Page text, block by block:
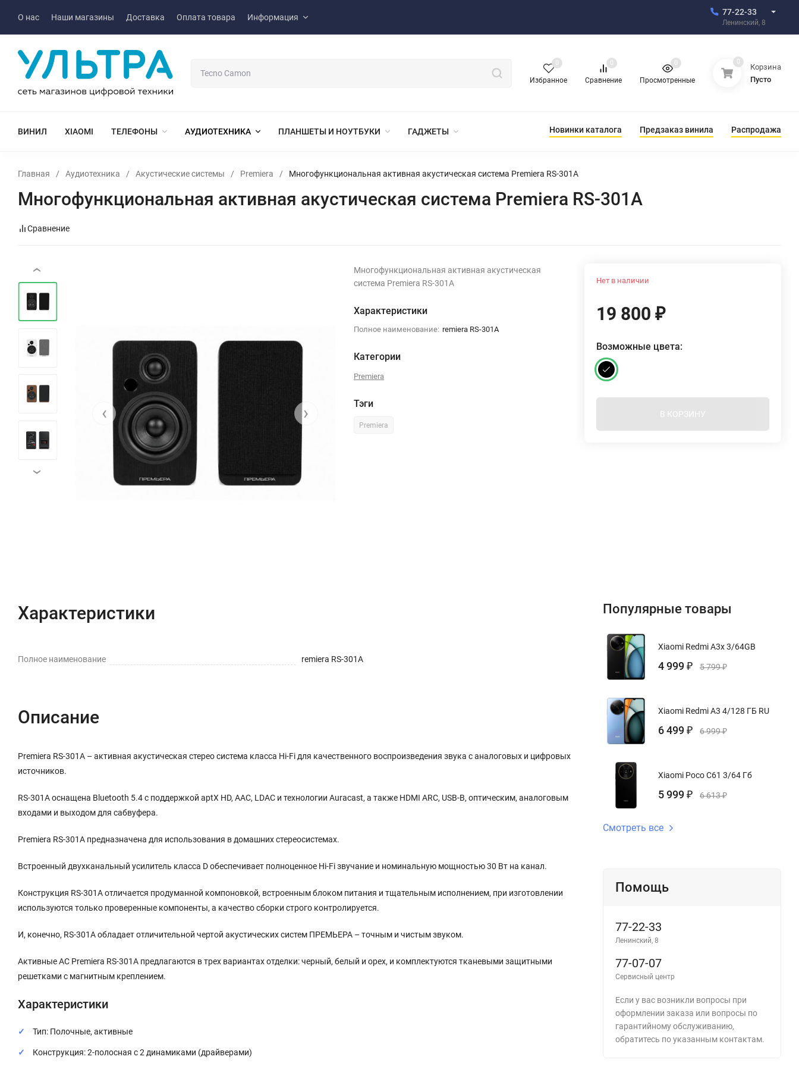
О нас Наши магазины Доставка Оплата товара Информация
77-22-33
Ленинский, 8
Избранное
0
Сравнение
0
Просмотренные
0 0
Корзина
Пусто
ВИНИЛ XIAOMI ТЕЛЕФОНЫ АУДИОТЕХНИКА ПЛАНШЕТЫ И НОУТБУКИ ГАДЖЕТЫ Новинки каталога Предзаказ винила Распродажа
Главная / Аудиотехника / Акустические системы / Premiera / Многофункциональная активная акустическая система Premiera RS-301A
Многофункциональная активная акустическая система Premiera RS-301A
Сравнение
‹ ›
‹
›
Многофункциональная активная акустическая
система Premiera RS-301A
Характеристики
Полное наименование: remiera RS-301A
Категории
Premiera
Тэги
Premiera
Нет в наличии
19 800₽
Возможные цвета:
В КОРЗИНУ
Характеристики
Полное наименование remiera RS-301A
Описание
Premiera RS-301A – активная акустическая стерео система класса Hi-Fi для качественного воспроизведения звука с аналоговых и цифровых
источников.
RS-301A оснащена Bluetooth 5.4 с поддержкой aptX HD, AAC, LDAC и технологии Auracast, а также HDMI ARC, USB-B, оптическим, аналоговым
входами и выходом для сабвуфера.
Premiera RS-301A предназначена для использования в домашних стереосистемах.
Встроенный двухканальный усилитель класса D обеспечивает полноценное Hi-Fi звучание и номинальную мощностью 30 Вт на канал.
Конструкция RS-301A отличается продуманной компоновкой, встроенным блоком питания и тщательным исполнением, при изготовлении
используются только проверенные компоненты, а качество сборки строго контролируется.
И, конечно, RS-301A обладает отличительной чертой акустических систем ПРЕМЬЕРА – точным и чистым звуком.
Активные АС Premiera RS-301A предлагаются в трех вариантах отделки: черный, белый и орех, и комплектуются тканевыми защитными
решетками с магнитным креплением.
Характеристики
Тип: Полочные, активные
Конструкция: 2-полосная с 2 динамиками (драйверами)
Популярные товары
Xiaomi Redmi A3x 3/64GB
4 999 ₽ 5 799₽
Xiaomi Redmi A3 4/128 ГБ RU
6 499 ₽ 6 999₽
Xiaomi Poco C61 3/64 Гб
5 999 ₽ 6 613₽
Смотреть все
Помощь
77-22-33
Ленинский, 8
77-07-07
Сервисный центр
Если у вас возникли вопросы при
оформлении заказа или вопросы по
гарантийному обслуживанию,
обратитесь по указанным контактам.